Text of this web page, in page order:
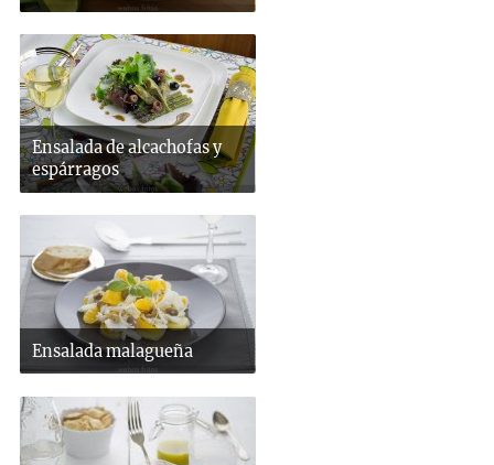
Ensalada de alcachofas y
espárragos
Ensalada malagueña